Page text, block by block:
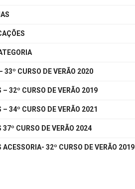
33º CURSO DE VERÃO 2020
– 32º CURSO DE VERÃO 2019
– 34º CURSO DE VERÃO 2021
37º CURSO DE VERÃO 2024
ACESSORIA- 32º CURSO DE VERÃO 2019